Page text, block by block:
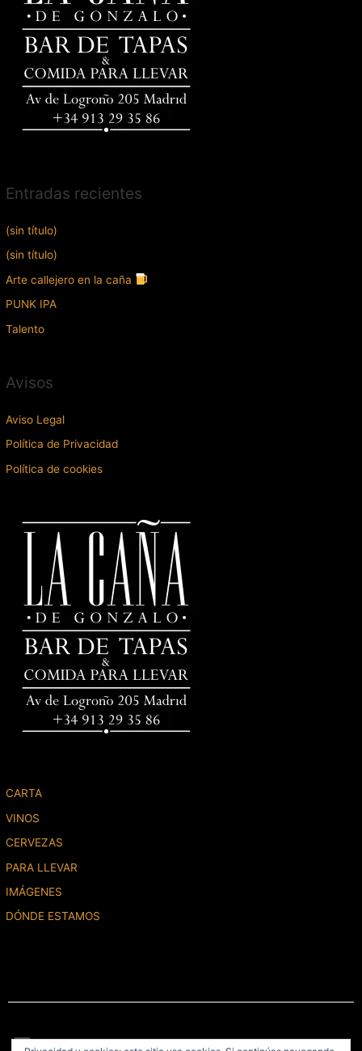
Entradas recientes
(sin título)
(sin título)
Arte callejero en la caña
PUNK IPA
Talento
Avisos
Aviso Legal
Política de Privacidad
Política de cookies
CARTA
VINOS
CERVEZAS
PARA LLEVAR
IMÁGENES
DÓNDE ESTAMOS
Menú